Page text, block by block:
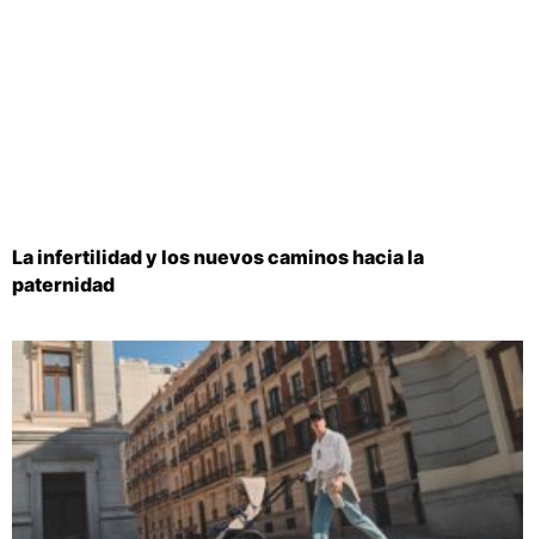
La infertilidad y los nuevos caminos hacia la
paternidad